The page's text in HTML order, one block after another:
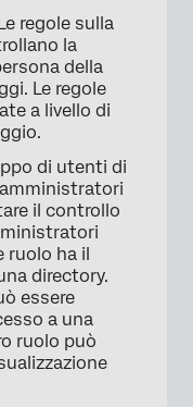
regole sulla
la
della
Le regole
a livello di
di utenti di
il controllo
ruolo ha il
directory.
essere
a una
ruolo può